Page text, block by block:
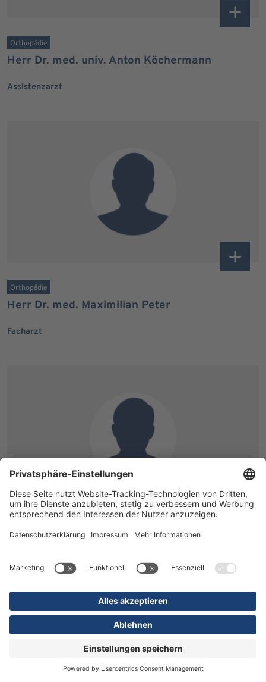
Orthopädie
Herr Dr. med. univ. Anton Köchermann
Assistenzarzt
Orthopädie
Herr Dr. med. Maximilian Peter
Facharzt
Orthopädie
Assistenzarzt